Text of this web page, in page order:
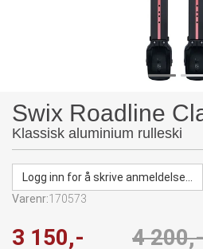
Swix Roadline
Klassisk aluminium rulleski
Logg inn for å skrive anmeldelse...
Varenr:170573
3 150,- 4